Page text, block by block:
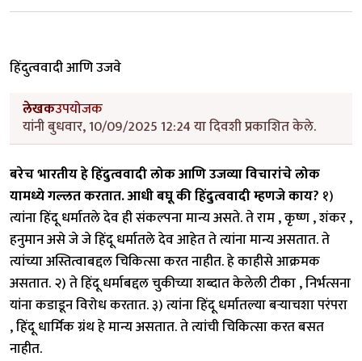
हिंदुत्ववादी आणि उजवे
लेखकउपयोजक
यांनी बुधवार, 10/09/2025 12:24 या दिवशी प्रकाशित केले.
बरेच भारतीय हे हिंदुत्ववादी लोक आणि उजव्या विचारांचे लोक
यामध्ये गल्लत करतात.आधी बघू की हिंदुत्ववादी म्हणजे काय? १)
त्यांना हिंदू धर्मातले देव ही संकल्पना मान्य असते. ते राम , कृष्ण , शंकर ,
हनुमान असे जे जे हिंदू धर्मातले देव आहेत ते त्यांना मान्य असतात. ते
त्यांच्या अस्तित्वाबद्दल चिकित्सा करत नाहीत. हे काहीसे आक्रमक
असतात. २) ते हिंदू धर्माबद्दल चुकीच्या शब्दात केलेली टीका , निर्भत्सना
यांना कडाडून विरोध करतात. ३) त्यांना हिंदू धर्मातल्या बऱ्याचशा परंपरा
, हिंदू धार्मिक ग्रंथ हे मान्य असतात. ते त्यांची चिकित्सा करत बसत
नाहीत.